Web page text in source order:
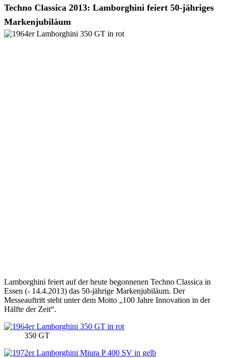
Techno Classica 2013: Lamborghini feiert 50-jähriges
Markenjubiläum
Lamborghini feiert auf der heute begonnenen Techno Classica in
Essen (- 14.4.2013) das 50-jährige Markenjubiläum. Der
Messeauftritt steht unter dem Motto „100 Jahre Innovation in der
Hälfte der Zeit“.
350 GT